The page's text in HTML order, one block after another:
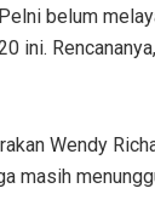
belum
ini.
Wendy
masih